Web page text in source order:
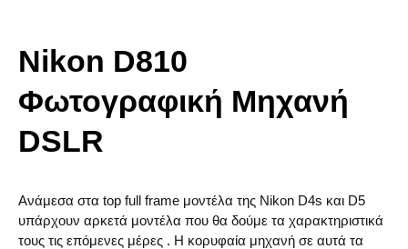
Nikon D810
Φωτογραφική Μηχανή
DSLR
Ανάμεσα στα top full frame μοντέλα της Nikon D4s και D5
υπάρχουν αρκετά μοντέλα που θα δούμε τα χαρακτηριστικά
τους τις επόμενες μέρες . Η κορυφαία μηχανή σε αυτά τα